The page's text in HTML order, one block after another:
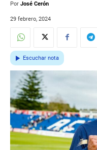
Por José Cerón
29 febrero, 2024
Escuchar nota